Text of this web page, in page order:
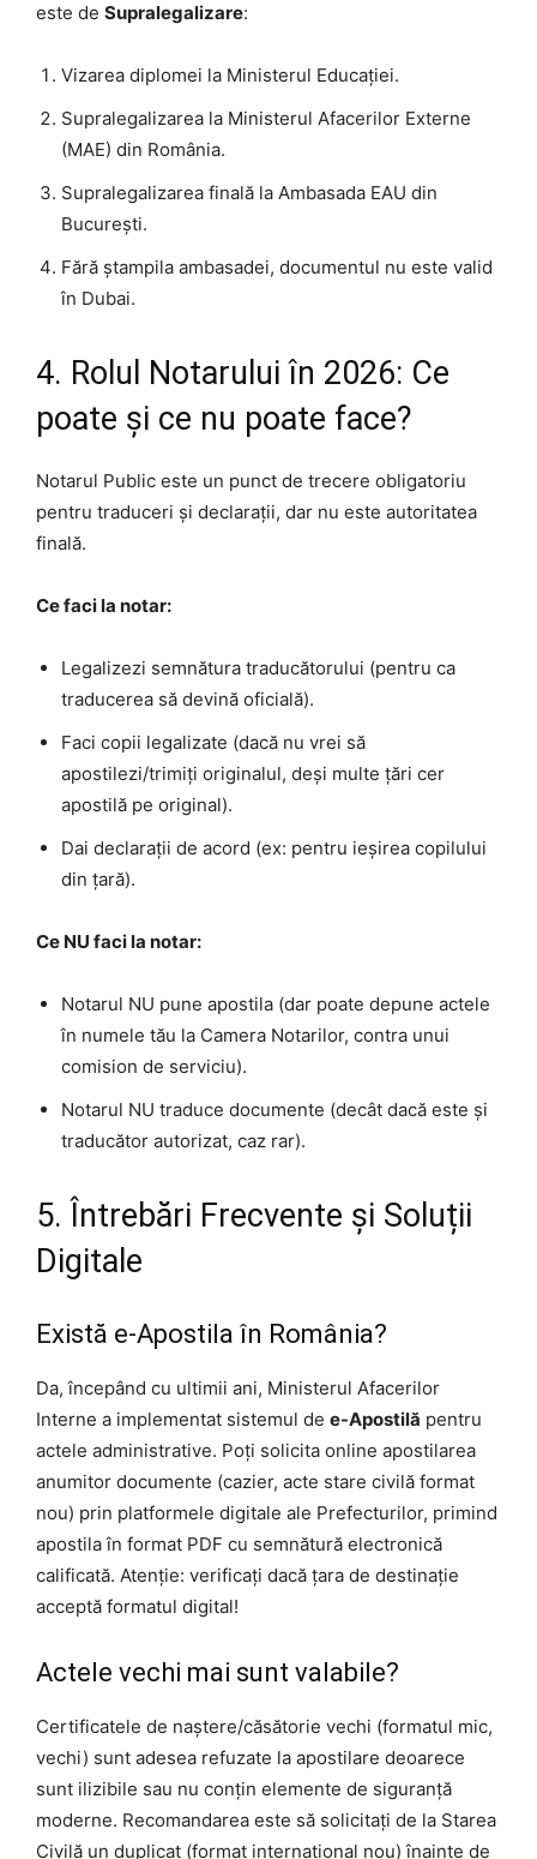
este de Supralegalizare:
Vizarea diplomei la Ministerul Educației.
Supralegalizarea la Ministerul Afacerilor Externe
(MAE) din România.
Supralegalizarea finală la Ambasada EAU din
București.
Fără ștampila ambasadei, documentul nu este valid
în Dubai.
4. Rolul Notarului în 2026: Ce
poate și ce nu poate face?
Notarul Public este un punct de trecere obligatoriu
pentru traduceri și declarații, dar nu este autoritatea
finală.
Ce faci la notar:
Legalizezi semnătura traducătorului (pentru ca
traducerea să devină oficială).
Faci copii legalizate (dacă nu vrei să
apostilezi/trimiți originalul, deși multe țări cer
apostilă pe original).
Dai declarații de acord (ex: pentru ieșirea copilului
din țară).
Ce NU faci la notar:
Notarul NU pune apostila (dar poate depune actele
în numele tău la Camera Notarilor, contra unui
comision de serviciu).
Notarul NU traduce documente (decât dacă este și
traducător autorizat, caz rar).
5. Întrebări Frecvente și Soluții
Digitale
Există e-Apostila în România?
Da, începând cu ultimii ani, Ministerul Afacerilor
Interne a implementat sistemul de e-Apostilă pentru
actele administrative. Poți solicita online apostilarea
anumitor documente (cazier, acte stare civilă format
nou) prin platformele digitale ale Prefecturilor, primind
apostila în format PDF cu semnătură electronică
calificată. Atenție: verificați dacă țara de destinație
acceptă formatul digital!
Actele vechi mai sunt valabile?
Certificatele de naștere/căsătorie vechi (formatul mic,
vechi) sunt adesea refuzate la apostilare deoarece
sunt ilizibile sau nu conțin elemente de siguranță
moderne. Recomandarea este să solicitați de la Starea
Civilă un duplicat (format internațional nou) înainte de